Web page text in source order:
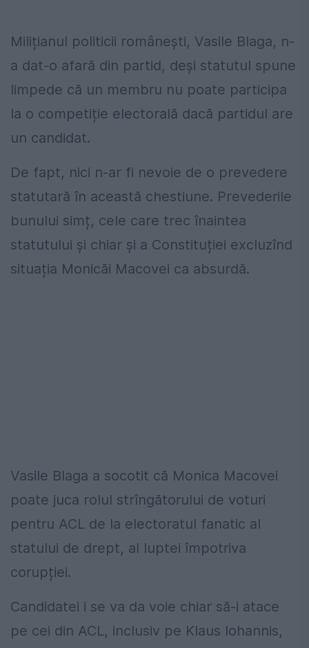
Milițianul politicii românești, Vasile Blaga, n-
a dat-o afară din partid, deși statutul spune
limpede că un membru nu poate participa
la o competiție electorală dacă partidul are
un candidat.
De fapt, nici n-ar fi nevoie de o prevedere
statutară în această chestiune. Prevederile
bunului simț, cele care trec înaintea
statutului și chiar și a Constituției excluzînd
situația Monicăi Macovei ca absurdă.
Vasile Blaga a socotit că Monica Macovei
poate juca rolul strîngătorului de voturi
pentru ACL de la electoratul fanatic al
statului de drept, al luptei împotriva
corupției.
Candidatei i se va da voie chiar să-i atace
pe cei din ACL, inclusiv pe Klaus Iohannis,